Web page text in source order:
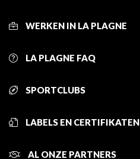
WERKEN IN LA PLAGNE
LA PLAGNE FAQ
SPORTCLUBS
LABELS EN CERTIFIKATEN
AL ONZE PARTNERS